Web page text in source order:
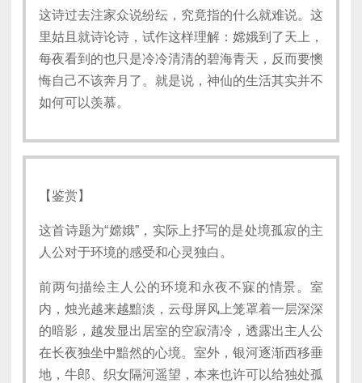
这诗过去注家众说纷纭，究竟指的什么就难说。这
里姑且就诗论诗，试作这样理解：嫦娥到了天上，
每夜看到的也只是冷冷清清的碧海青天，反而要懊
悔自己不该奔月了。就是说，神仙的生活其实并不
如何可以羡慕。
【鉴赏】
这首诗题为“嫦娥”，实际上抒写的是处境孤寂的主
人公对于环境的感受和心灵独白。
前两句描绘主人公的环境和永夜不寐的情景。室
内，烛光越来越黯淡，云母屏风上笼罩着一层深深
的暗影，越发显出居室的空寂清冷，透露出主人公
在长夜独坐中黯然的心境。室外，银河逐渐西移垂
地，牛郎、织女隔河遥望，本来也许可以给独处孤